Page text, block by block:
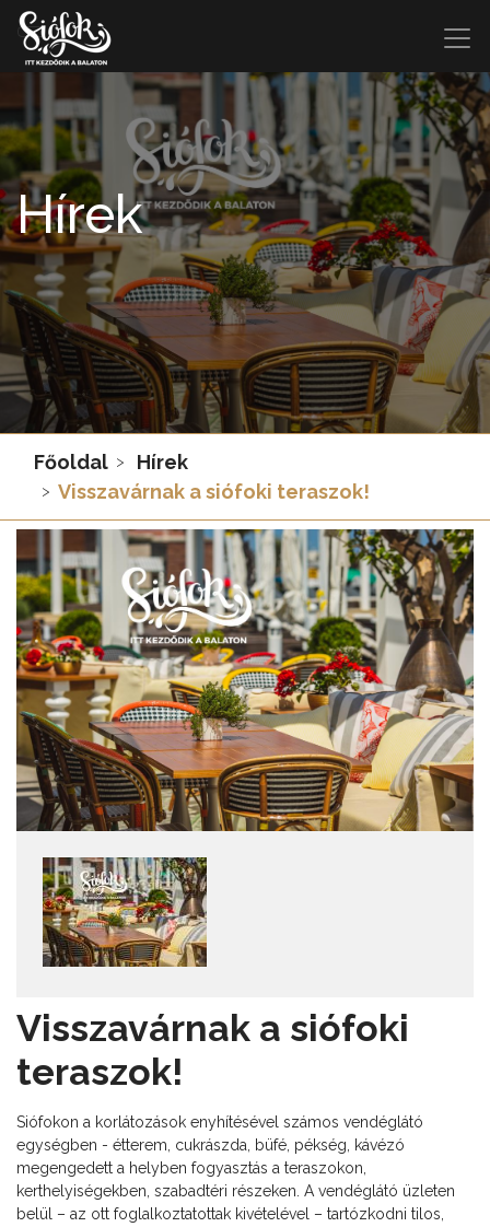
Hírek
Főoldal
Hírek
Visszavárnak a siófoki teraszok!
Visszavárnak a siófoki
teraszok!
Siófokon a korlátozások enyhítésével számos vendéglátó
egységben - étterem, cukrászda, büfé, pékség, kávézó
megengedett a helyben fogyasztás a teraszokon,
kerthelyiségekben, szabadtéri részeken. A vendéglátó üzleten
belül – az ott foglalkoztatottak kivételével – tartózkodni tilos,